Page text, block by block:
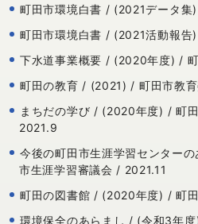
町田市環境白書 / (2021データ集
町田市環境白書 / (2021活動報告
下水道事業概要 / (2020年度) /
町田の教育 / (2021) / 町田市教
まちだの学び / (2020年度) / 町
2021.9
今後の町田市生涯学習センター
市生涯学習審議会 / 2021.11
町田の図書館 / (2020年度) / 町
環境保全のあらまし / (令和3年